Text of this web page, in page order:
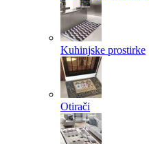
Kuhinjske prostirke
Otirači